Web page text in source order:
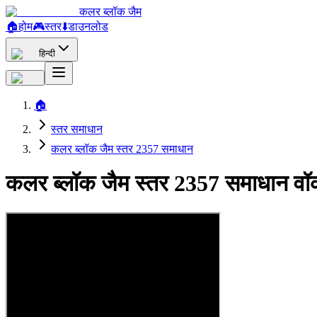
कलर ब्लॉक जैम
🏠होम🎮स्तर⬇️डाउनलोड
हिन्दी
🏠
स्तर समाधान
कलर ब्लॉक जैम स्तर 2357 समाधान
कलर ब्लॉक जैम स्तर 2357 समाधान